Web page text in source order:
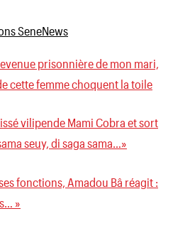
prisonnière de mon mari,
cette femme choquent la toile
vilipende Mami Cobra et sort
seuy, di saga sama…»
fonctions, Amadou Bâ réagit :
»